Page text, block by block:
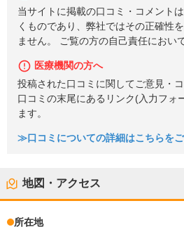
当サイトに掲載の口コミ・コメント
くものであり、弊社ではその正確性
ません。 ご覧の方の自己責任におい
医療機関の方へ
投稿された口コミに関してご意見・
口コミの末尾にあるリンク(入力フォ
ます。
≫口コミについての詳細はこちらをご
地図・アクセス
所在地